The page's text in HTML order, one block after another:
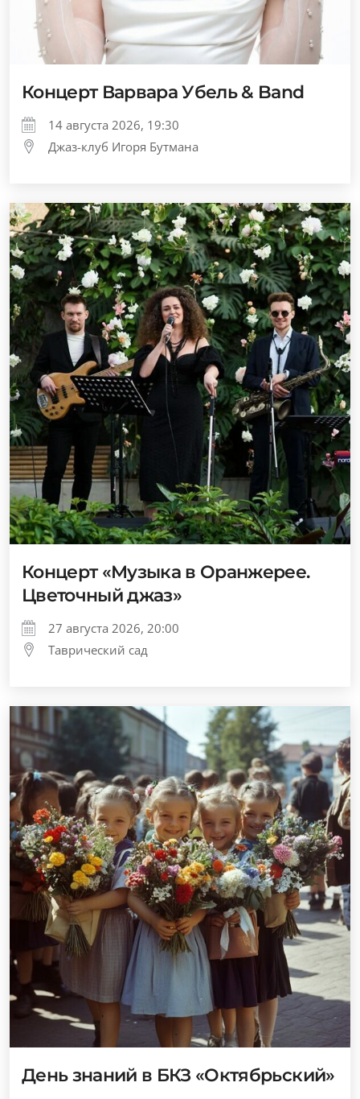
Концерт Варвара Убель & Band
14 августа 2026, 19:30
Джаз-клуб Игоря Бутмана
Концерт «Музыка в Оранжерее.
Цветочный джаз»
27 августа 2026, 20:00
Таврический сад
День знаний в БКЗ «Октябрьский»